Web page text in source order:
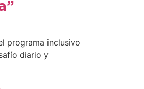
programa inclusivo
diario y